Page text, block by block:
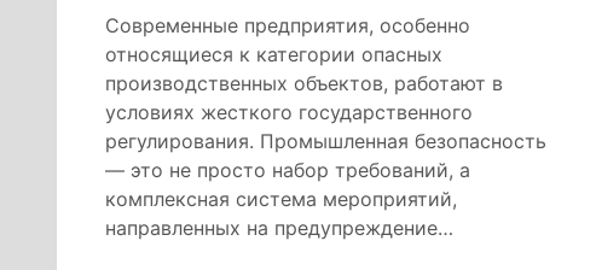
Современные предприятия, особенно
относящиеся к категории опасных
производственных объектов, работают в
условиях жесткого государственного
регулирования. Промышленная безопасность
— это не просто набор требований, а
комплексная система мероприятий,
направленных на предупреждение…